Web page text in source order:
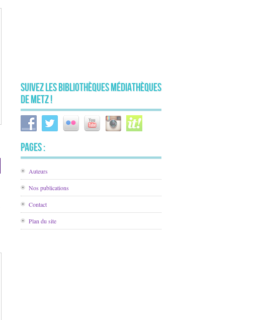
Suivez les Bibliothèques Médiathèques
de Metz !
Pages :
Auteurs
Nos publications
Contact
Plan du site